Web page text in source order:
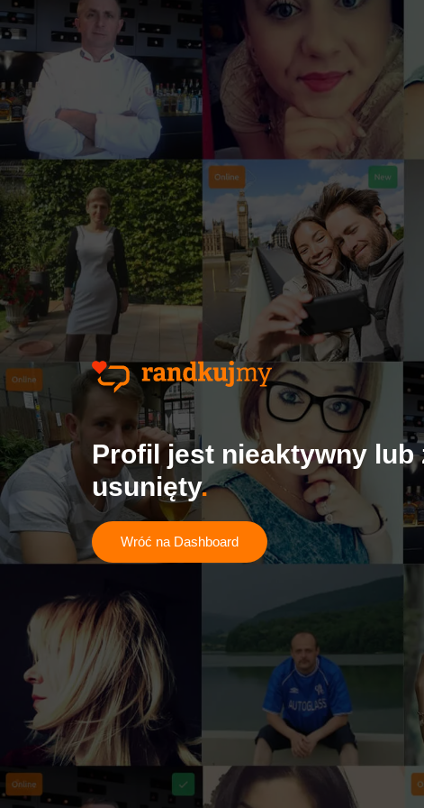
Profil jest nieaktywny lub
usunięty
Wróć na Dashboard